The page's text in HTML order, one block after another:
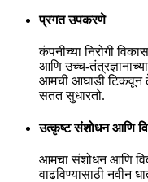
प्रगत उपकरणे
कंपनीच्या निरोगी
आणि उच्च-
आमची आघाडी टिकवून
सतत सुधारतो.
उत्कृष्ट संशोधन आणि
आमचा संशोधन आणि
वाढविण्यासाठी नवीन